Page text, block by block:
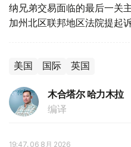
纳兄弟交易面临的最后一关
加州北区联邦地区法院提起
美国 国际 英国
木合塔尔 哈力木拉
编译
19:47, 06 8月 2026